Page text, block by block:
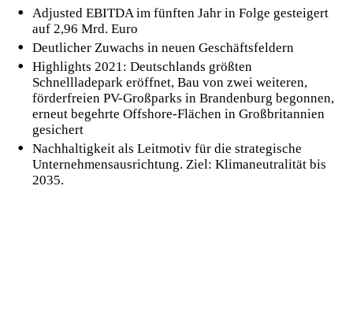
Adjusted EBITDA im fünften Jahr in Folge gesteigert
auf 2,96 Mrd. Euro
Deutlicher Zuwachs in neuen Geschäftsfeldern
Highlights 2021: Deutschlands größten
Schnellladepark eröffnet, Bau von zwei weiteren,
förderfreien PV-Großparks in Brandenburg begonnen,
erneut begehrte Offshore-Flächen in Großbritannien
gesichert
Nachhaltigkeit als Leitmotiv für die strategische
Unternehmensausrichtung. Ziel: Klimaneutralität bis
2035.